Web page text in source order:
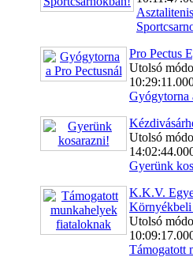
Pro Pectus
Utolsó
Gyógytorna
Utolsó
Gyerünk
K.K.V.
Utolsó
Támogatott